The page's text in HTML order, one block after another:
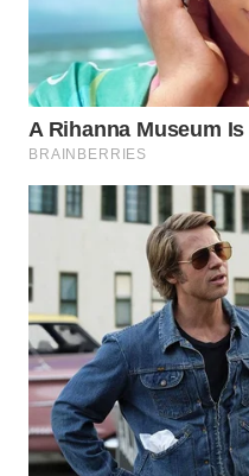
WN
TEBING
TINGGI
WN
PAKPAK
WN
WN
BEKASI
WN
BOGOR